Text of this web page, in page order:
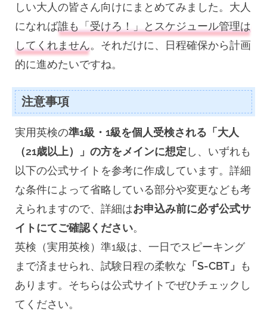
しい大人の皆さん向けにまとめてみました。大人
になれば誰も「受けろ！」とスケジュール管理は
してくれません。それだけに、日程確保から計画
的に進めたいですね。
注意事項
実用英検の準1級・1級を個人受検される「大人
（21歳以上）」の方をメインに想定 し、いずれも
以下の公式サイトを参考に作成しています。詳細
な条件によって省略している部分や変更なども考
えられますので、詳細はお申込み前に必ず公式サ
イトにてご確認ください。
英検（実用英検）準1級は、一日でスピーキング
まで済ませられ、試験日程の柔軟な 「S-CBT」
も
あります。そちらは公式サイトでぜひチェックし
てください。